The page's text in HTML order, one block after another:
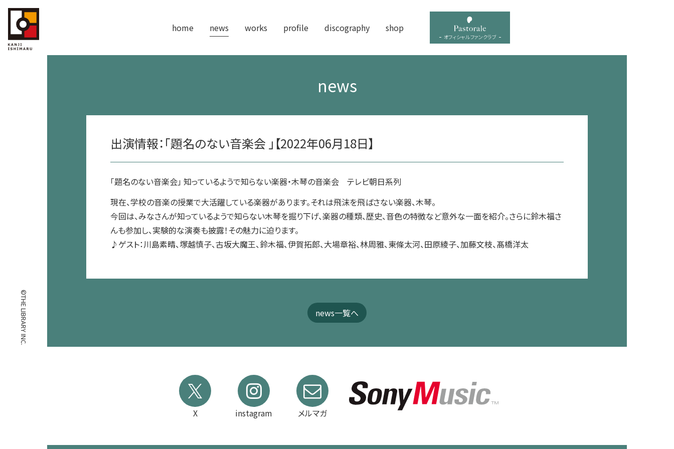
home news works profile discography shop
オフィシャル ファンクラブ
news
出演情報：「題名のない音楽会 」【2022年06月18日】
「題名のない音楽会」 知っているようで知らない楽器・木琴の音楽会 テレビ朝日系列
現在、学校の音楽の授業で大活躍している楽器があります。それは飛沫を飛ばさない楽器、木琴。
今回は、みなさんが知っているようで知らない木琴を掘り下げ、楽器の種類、歴史、音色の特徴など意外な一面を紹介。さらに鈴木福さ
んも参加し、実験的な演奏も披露！その魅力に迫ります。
♪ゲスト：川島素晴、塚越慎子、古坂大魔王、鈴木福、伊賀拓郎、大場章裕、林周雅、東條太河、田原綾子、加藤文枝、髙橋洋太
news一覧へ
X instagram メルマガ
©THE LIBRARY INC.